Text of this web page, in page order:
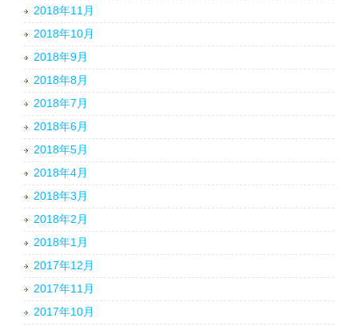
2018年11月
2018年10月
2018年9月
2018年8月
2018年7月
2018年6月
2018年5月
2018年4月
2018年3月
2018年2月
2018年1月
2017年12月
2017年11月
2017年10月